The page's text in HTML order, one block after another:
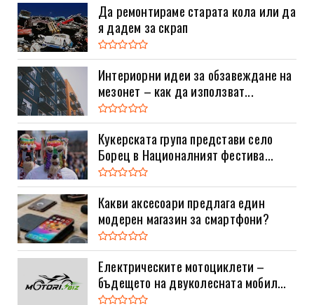
Да ремонтираме старата кола или да
я дадем за скрап
Интериорни идеи за обзавеждане на
мезонет – как да използват...
Кукерската група представи село
Борец в Националният фестива...
Какви аксесоари предлага един
модерен магазин за смартфони?
Електрическите мотоциклети –
бъдещето на двуколесната мобил...